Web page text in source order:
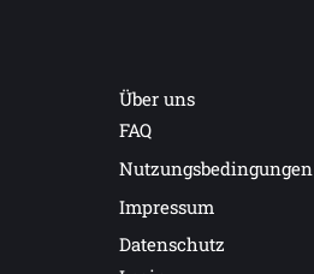
Über uns
FAQ
Nutzungsbedingungen
Impressum
Datenschutz